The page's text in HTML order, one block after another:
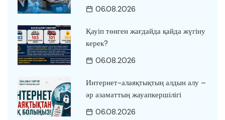
06.08.2026
Қауіп төнген жағдайда қайда жүгіну
керек?
06.08.2026
Интернет-алаяқтықтың алдын алу –
әр азаматтың жауапкершілігі
06.08.2026